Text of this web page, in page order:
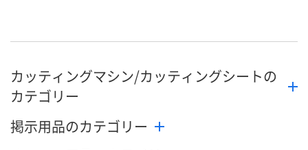
カゴへ カゴへ カ
カッティングマシン/カッティングシートの
カテゴリー
掲示用品のカテゴリー